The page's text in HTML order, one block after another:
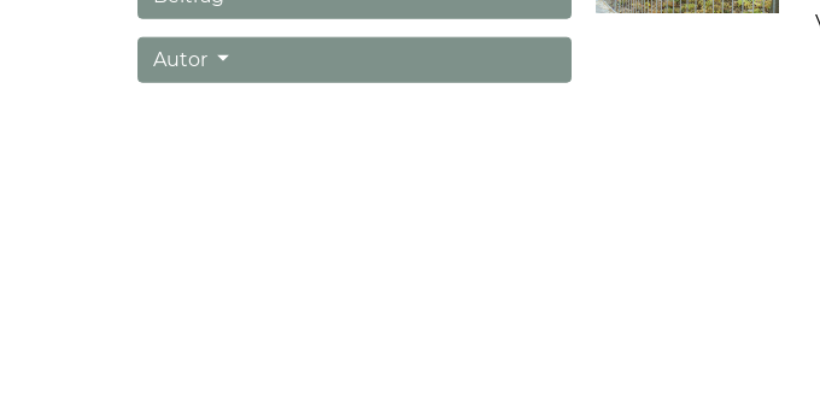
Autor